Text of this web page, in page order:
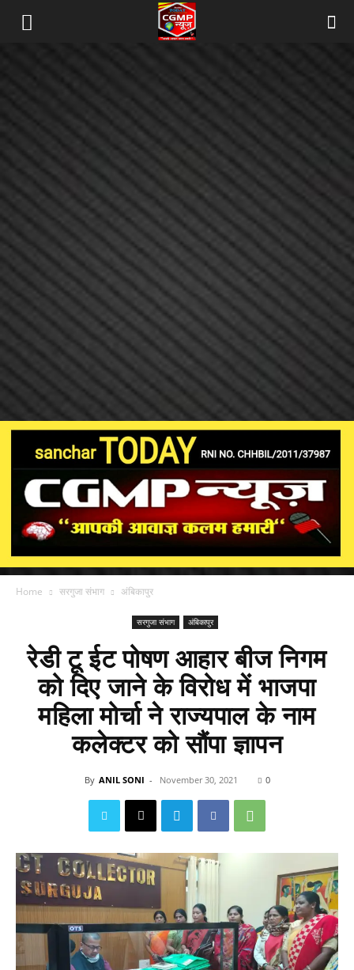
Home सरगुजा संभाग अंबिकापुर
सरगुजा संभाग अंबिकापुर
रेडी टू ईट पोषण आहार बीज निगम
को दिए जाने के विरोध में भाजपा
महिला मोर्चा ने राज्यपाल के नाम
कलेक्टर को सौंपा ज्ञापन
By ANIL SONI - November 30, 2021 0